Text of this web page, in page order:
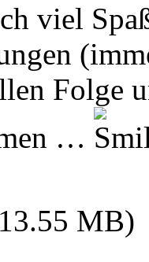
viel
Folge
…
MB)